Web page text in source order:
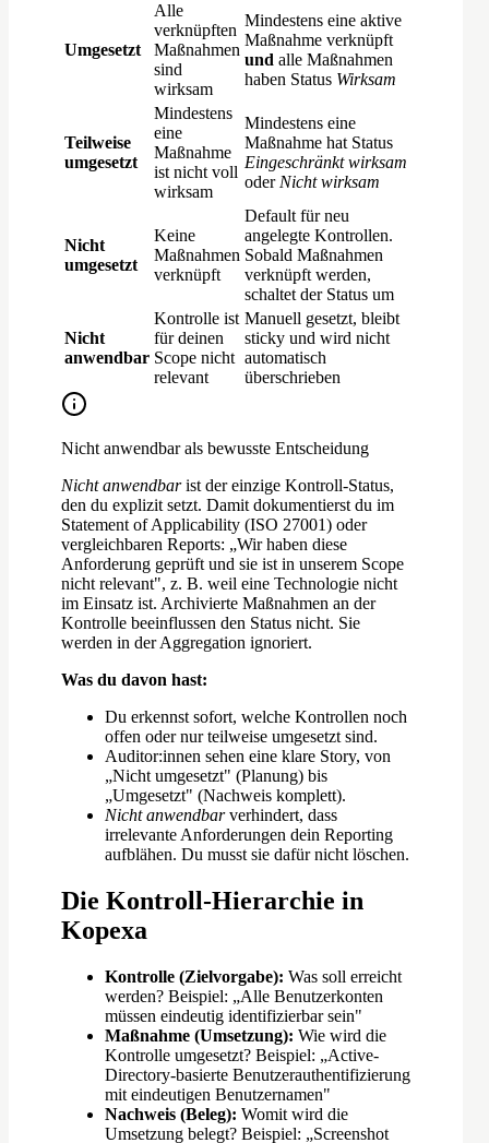
Umgesetzt
Alle
verknüpften
Maßnahmen
sind
wirksam
Mindestens eine aktive
Maßnahme verknüpft
und alle Maßnahmen
haben Status Wirksam
Teilweise
umgesetzt
Mindestens
eine
Maßnahme
ist nicht voll
wirksam
Mindestens eine
Maßnahme hat Status
Eingeschränkt wirksam
oder Nicht wirksam
Nicht
umgesetzt
Keine
Maßnahmen
verknüpft
Default für neu
angelegte Kontrollen.
Sobald Maßnahmen
verknüpft werden,
schaltet der Status um
Nicht
anwendbar
Kontrolle ist
für deinen
Scope nicht
relevant
Manuell gesetzt, bleibt
sticky und wird nicht
automatisch
überschrieben
Nicht anwendbar als bewusste Entscheidung
Nicht anwendbarist der einzige Kontroll-Status,
den du explizit setzt. Damit dokumentierst du im
Statement of Applicability (ISO 27001) oder
vergleichbaren Reports: „Wir haben diese
Anforderung geprüft und sie ist in unserem Scope
nicht relevant", z. B. weil eine Technologie nicht
im Einsatz ist. Archivierte Maßnahmen an der
Kontrolle beeinflussen den Status nicht. Sie
werden in der Aggregation ignoriert.
Was du davon hast:
Du erkennst sofort, welche Kontrollen noch
offen oder nur teilweise umgesetzt sind.
Auditor:innen sehen eine klare Story, von
„Nicht umgesetzt" (Planung) bis
„Umgesetzt" (Nachweis komplett).
Nicht anwendbarverhindert, dass
irrelevante Anforderungen dein Reporting
aufblähen. Du musst sie dafür nicht löschen.
Die Kontroll-Hierarchie in
Kopexa
Kontrolle (Zielvorgabe): Was soll erreicht
werden? Beispiel: „Alle Benutzerkonten
müssen eindeutig identifizierbar sein"
Maßnahme (Umsetzung): Wie wird die
Kontrolle umgesetzt? Beispiel: „Active-
Directory-basierte Benutzerauthentifizierung
mit eindeutigen Benutzernamen"
Nachweis (Beleg): Womit wird die
Umsetzung belegt? Beispiel: „Screenshot